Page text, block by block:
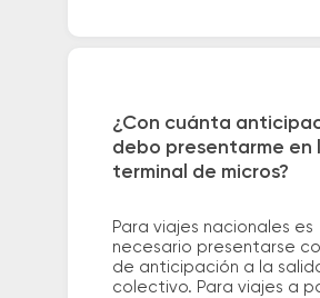
¿Con cuánta
debo presentarme en
terminal de micros?
Para viajes nacionales es
necesario presentarse
de anticipación a la
colectivo. Para viajes a